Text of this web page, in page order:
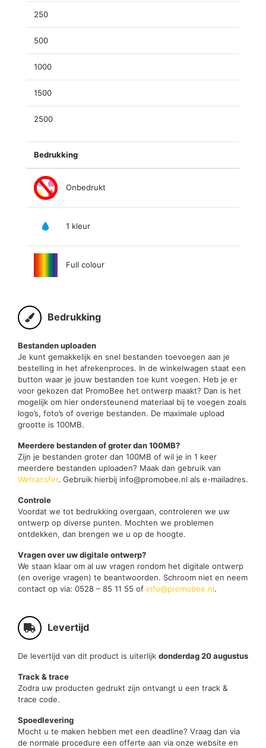
250
500
1000
1500
2500
Bedrukking
Onbedrukt
1 kleur
Full colour
Bedrukking
Bestanden uploaden
Je kunt gemakkelijk en snel bestanden toevoegen aan je
bestelling in het afrekenproces. In de winkelwagen staat een
button waar je jouw bestanden toe kunt voegen. Heb je er
voor gekozen dat PromoBee het ontwerp maakt? Dan is het
mogelijk om hier ondersteunend materiaal bij te voegen zoals
logo’s, foto’s of overige bestanden. De maximale upload
grootte is 100MB.
Meerdere bestanden of groter dan 100MB?
Zijn je bestanden groter dan 100MB of wil je in 1 keer
meerdere bestanden uploaden? Maak dan gebruik van
Wetransfer. Gebruik hierbij info@promobee.nl als e-mailadres.
Controle
Voordat we tot bedrukking overgaan, controleren we uw
ontwerp op diverse punten. Mochten we problemen
ontdekken, dan brengen we u op de hoogte.
Vragen over uw digitale ontwerp?
We staan klaar om al uw vragen rondom het digitale ontwerp
(en overige vragen) te beantwoorden. Schroom niet en neem
contact op via: 0528 – 85 11 55 of info@promobee.nl.
Levertijd
De levertijd van dit product is uiterlijk donderdag 20 augustus
Track & trace
Zodra uw producten gedrukt zijn ontvangt u een track &
trace code.
Spoedlevering
Mocht u te maken hebben met een deadline? Vraag dan via
de normale procedure een offerte aan via onze website en